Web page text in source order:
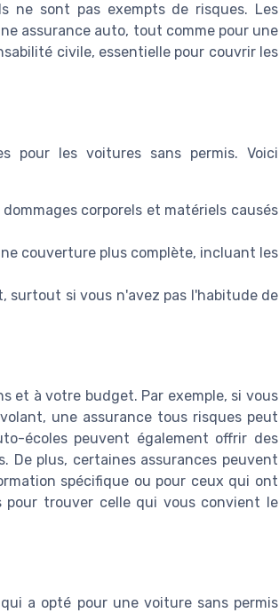
ne sont pas exempts de risques. Les
assurance auto, tout comme pour une
civile, essentielle pour couvrir les
pour les voitures sans permis. Voici
corporels et matériels causés
couverture plus complète, incluant les
surtout si vous n'avez pas l'habitude de
et à votre budget. Par exemple, si vous
une assurance tous risques peut
écoles peuvent également offrir des
De plus, certaines assurances peuvent
spécifique ou pour ceux qui ont
pour trouver celle qui vous convient le
a opté pour une voiture sans permis